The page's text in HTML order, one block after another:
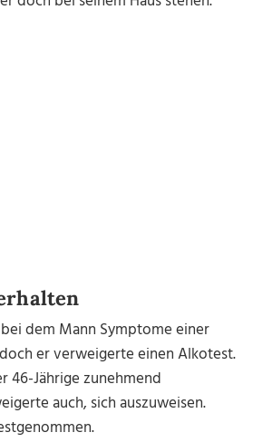
dem Mann Symptome einer
er verweigerte einen Alkotest.
46-Jährige zunehmend
auch, sich auszuweisen.